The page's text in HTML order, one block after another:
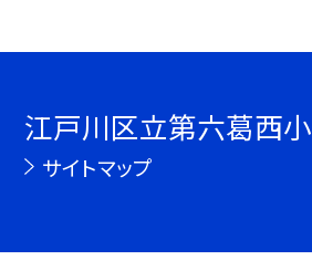
江戸川区立第六葛西
サイトマップ